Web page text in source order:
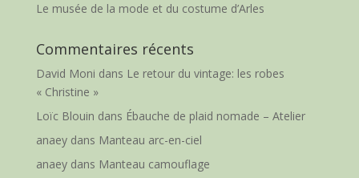
Le musée de la mode et du costume d’Arles
Commentaires récents
David Moni dans Le retour du vintage: les robes
« Christine »
Loïc Blouin dans Ébauche de plaid nomade – Atelier
anaeydans Manteau arc-en-ciel
anaeydans Manteau camouflage